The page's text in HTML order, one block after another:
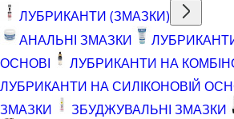
ЛУБРИКАНТИ (ЗМАЗКИ)
АНАЛЬНІ ЗМАЗКИ
ОСНОВІ
ЛУБРИКАНТИ НА
ЛУБРИКАНТИ НА СИЛІКОНОВІЙ
ЗМАЗКИ
ЗБУДЖУВАЛЬНІ ЗМАЗКИ